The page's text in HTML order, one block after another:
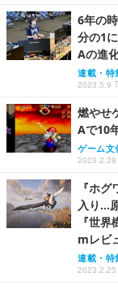
6年の
分の1
Aの進
連載・特
2023.5.9
燃やせ
Aで10
ゲーム文
2023.2.28
『ホ
入り…
『世
mレビ
連載・特